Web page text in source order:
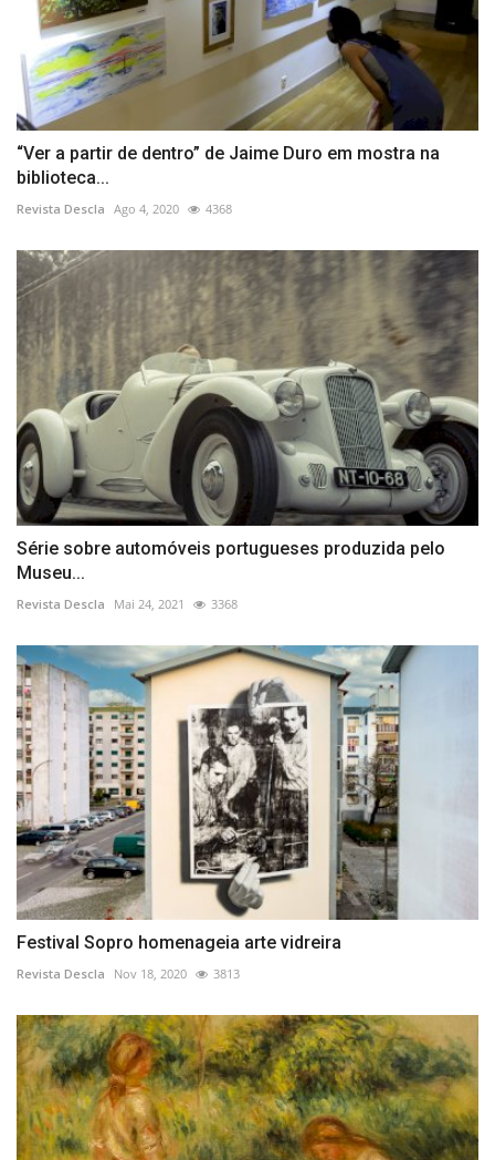
“Ver a partir de dentro” de Jaime Duro em mostra na
biblioteca...
Revista Descla Ago 4, 2020 4368
Série sobre automóveis portugueses produzida pelo
Museu...
Revista Descla Mai 24, 2021 3368
Festival Sopro homenageia arte vidreira
Revista Descla Nov 18, 2020 3813